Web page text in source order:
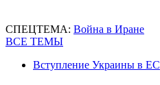
СПЕЦТЕМА: Война в Иране
ВСЕ ТЕМЫ
Вступление Украины в ЕС